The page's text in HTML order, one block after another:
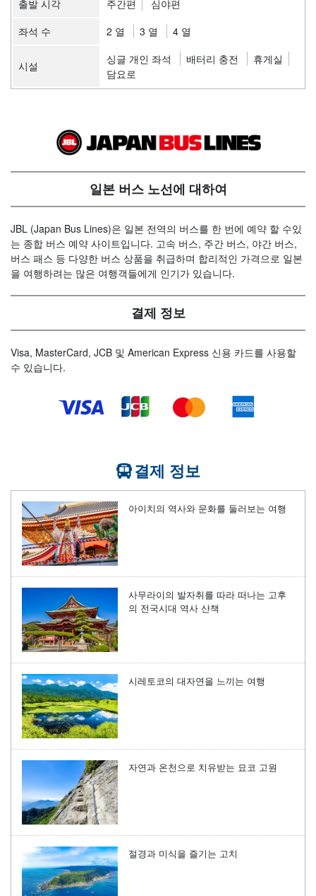
출발 시각 주간편
심야편
좌석 수
2 열 3 열 4 열
시설 싱글 개인 좌석 배터리 충전
휴게실
담요로
일본 버스 노선에 대하여
JBL (Japan Bus Lines)은 일본 전역의 버스를 한 번에 예약 할 수있
는 종합 버스 예약 사이트입니다. 고속 버스, 주간 버스, 야간 버스,
버스 패스 등 다양한 버스 상품을 취급하며 합리적인 가격으로 일본
을 여행하려는 많은 여행객들에게 인기가 있습니다.
결제 정보
Visa, MasterCard, JCB 및 American Express 신용 카드를 사용할
수 있습니다.
결제 정보
아이치의 역사와 문화를 둘러보는 여행
사무라이의 발자취를 따라 떠나는 고후
의 전국시대 역사 산책
시레토코의 대자연을 느끼는 여행
자연과 온천으로 치유받는 묘코 고원
절경과 미식을 즐기는 고치